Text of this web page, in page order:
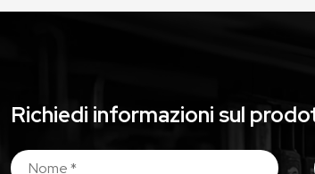
Richiedi informazioni sul